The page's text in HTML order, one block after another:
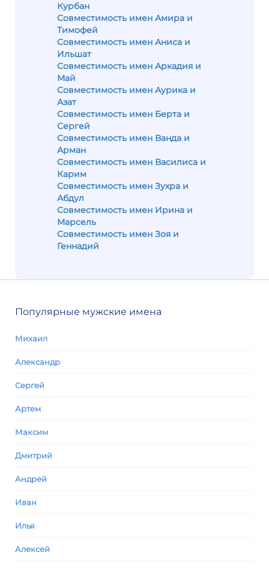
Курбан
Совместимость имен Амира и
Тимофей
Совместимость имен Аниса и
Ильшат
Совместимость имен Аркадия и
Май
Совместимость имен Аурика и
Азат
Совместимость имен Берта и
Сергей
Совместимость имен Ванда и
Арман
Совместимость имен Василиса и
Карим
Совместимость имен Зухра и
Абдул
Совместимость имен Ирина и
Марсель
Совместимость имен Зоя и
Геннадий
Популярные мужские имена
Михаил
Александр
Сергей
Артем
Максим
Дмитрий
Андрей
Иван
Илья
Алексей